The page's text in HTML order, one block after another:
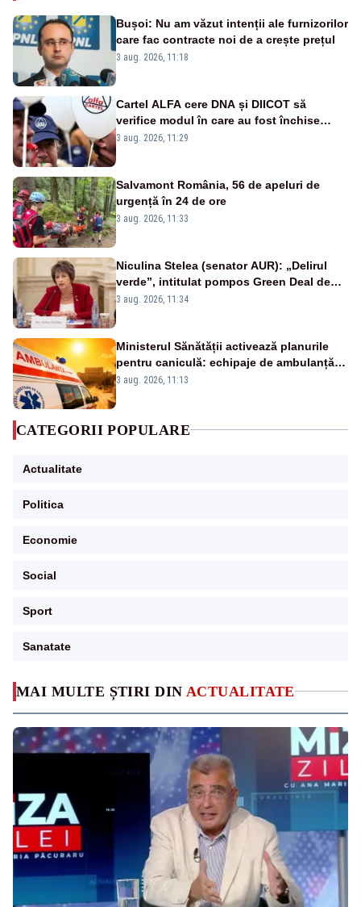
MAI MULTE ȘTIRI DIN ACTUALITATE
Bușoi: Nu am văzut intenții ale furnizorilor
care fac contracte noi de a crește prețul
3 aug. 2026, 11:18
Cartel ALFA cere DNA și DIICOT să
verifice modul în care au fost închise
centralele pe cărbune
3 aug. 2026, 11:29
Salvamont România, 56 de apeluri de
urgență în 24 de ore
3 aug. 2026, 11:33
Niculina Stelea (senator AUR): „Delirul
verde”, intitulat pompos Green Deal de
către Bruxelles, este în mare măsură
3 aug. 2026, 11:34
Ministerul Sănătății activează planurile
pentru caniculă: echipaje de ambulanță
suplimentate, stocuri de medicamente
3 aug. 2026, 11:13
CATEGORII POPULARE
Actualitate
Politica
Economie
Social
Sport
Sanatate